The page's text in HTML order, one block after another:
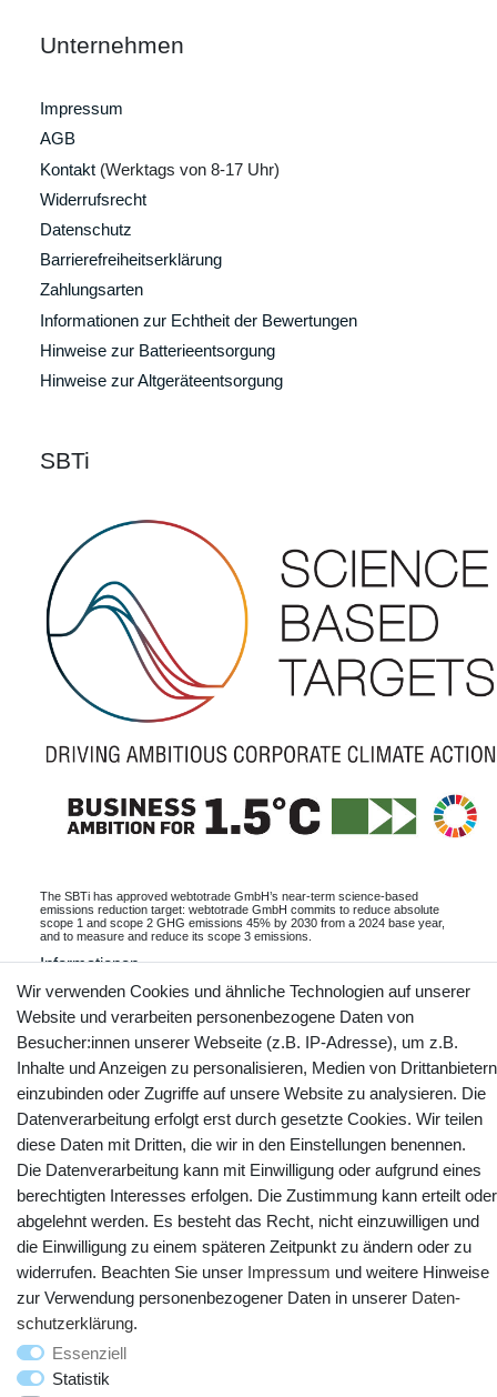
Unternehmen
Impressum
AGB
Kontakt (Werktags von 8-17 Uhr)
Widerrufsrecht
Datenschutz
Barrierefreiheitserklärung
Zahlungsarten
Informationen zur Echtheit der Bewertungen
Hinweise zur Batterieentsorgung
Hinweise zur Altgeräteentsorgung
SBTi
The SBTi has approved webtotrade GmbH’s near-term science-based
emissions reduction target: webtotrade GmbH commits to reduce absolute
scope 1 and scope 2 GHG emissions 45% by 2030 from a 2024 base year,
and to measure and reduce its scope 3 emissions.
Informationen
Vertrag widerrufen Kontakt
YouTube Facebook Instagram
© Copyright 2025 webtotrade GmbH. Alle Rechte vorbehalten.
Wir verwenden Cookies und ähnliche Technologien auf unserer
Website und verarbeiten personenbezogene Daten von
Besucher:innen unserer Webseite (z.B. IP-Adresse), um z.B.
Inhalte und Anzeigen zu personalisieren, Medien von Drittanbietern
einzubinden oder Zugriffe auf unsere Website zu analysieren. Die
Datenverarbeitung erfolgt erst durch gesetzte Cookies. Wir teilen
diese Daten mit Dritten, die wir in den Einstellungen benennen.
Die Datenverarbeitung kann mit Einwilligung oder aufgrund eines
berechtigten Interesses erfolgen. Die Zustimmung kann erteilt oder
abgelehnt werden. Es besteht das Recht, nicht einzuwilligen und
die Einwilligung zu einem späteren Zeitpunkt zu ändern oder zu
widerrufen. Beachten Sie unser Impressum und weitere Hinweise
zur Verwendung personenbezogener Daten in unserer Daten­
schutz­erklärung.
Essenziell
Statistik